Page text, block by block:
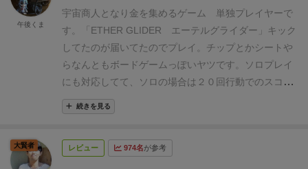
(過積載はできないということです)
初期状態は2ですの
で1の商品を2つ船倉に積み込みます。航行さていよい
よ目的地まで出発するのですが、各勢力の星系には本
星と支星があり、人は主に本星のみ、荷物は支星でも
荷下ろしができます。 船の初期航行能力は2てす。黄
色の支星にむけて進みましたが一歩目でアステロイド
ベルト(赤丸)が立ちふさがりますが、戦力が1あると通
って判定しないといけません(確率は5割です)
にある星に運搬することでお金や品物なんかがもら
え、それらを使って宇宙船強化や星々への寄付、施設
の建造なんかを行い、より多くの得点を稼ぐことを目
指します。 ソロプレイの場合はラウンドやターンの概
念はなく、全20アクションのみのスコアアタック。高
得点を目指す「快晴」モード、条件クリアしないとど
しい条件の「大嵐」モードの3種類を選べます。
クションの確認としては、自分の使う以外のキューブ
宇宙商人となり金を集めるゲーム
単独プレイヤーで
す。「 ETHER GLIDER エーテルグライダー 」キック
してたのが届いてたのでプレイ。チップとかシートや
らなんともボードゲームっぽいヤツです。ソロプレイ
にも対応してて、ソロの場合は２０回行動でのスコア
アタック的な感じです。プレイヤーは星間交易で金を
稼ぐ宇宙商人となり資産を増やして勝利を目指しま
チップもなんか厚みがあって動かしやすいです。いつ
続きを見る
午後くま
レビュー 974名が参考
大賢者